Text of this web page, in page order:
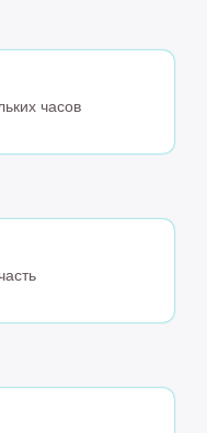
часов